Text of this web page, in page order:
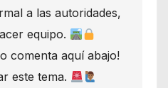
a las autoridades,
equipo.
comenta aquí abajo!
este tema.